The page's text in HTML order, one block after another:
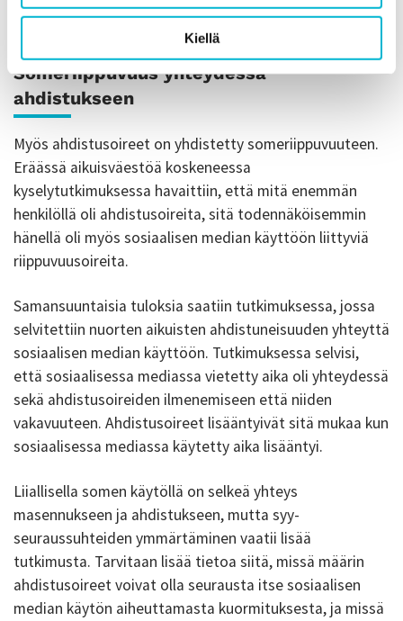
Kiellä
Someriippuvuus yhteydessä
ahdistukseen
Myös ahdistusoireet on yhdistetty someriippuvuuteen.
Eräässä aikuisväestöä koskeneessa
kyselytutkimuksessa havaittiin, että mitä enemmän
henkilöllä oli ahdistusoireita, sitä todennäköisemmin
hänellä oli myös sosiaalisen median käyttöön liittyviä
riippuvuusoireita.
Samansuuntaisia tuloksia saatiin tutkimuksessa, jossa
selvitettiin nuorten aikuisten ahdistuneisuuden yhteyttä
sosiaalisen median käyttöön. Tutkimuksessa selvisi,
että sosiaalisessa mediassa vietetty aika oli yhteydessä
sekä ahdistusoireiden ilmenemiseen että niiden
vakavuuteen. Ahdistusoireet lisääntyivät sitä mukaa kun
sosiaalisessa mediassa käytetty aika lisääntyi.
Liiallisella somen käytöllä on selkeä yhteys
masennukseen ja ahdistukseen, mutta syy-
seuraussuhteiden ymmärtäminen vaatii lisää
tutkimusta. Tarvitaan lisää tietoa siitä, missä määrin
ahdistusoireet voivat olla seurausta itse sosiaalisen
median käytön aiheuttamasta kuormituksesta, ja missä